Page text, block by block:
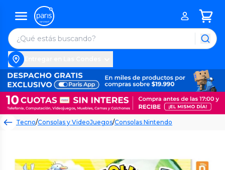
Tecno/Consolas y VideoJuegos/Consolas Nintendo